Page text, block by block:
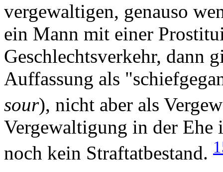
vergewaltigen, genauso
ein Mann mit einer
Geschlechtsverkehr, dann
Auffassung als
sour), nicht aber als
Vergewaltigung in der Ehe
noch kein Straftatbestand.